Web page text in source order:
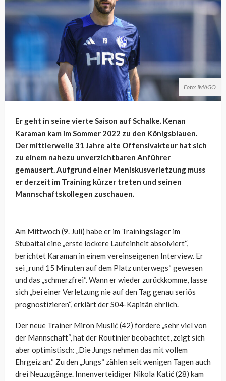
Foto: IMAGO
Er geht in seine vierte Saison auf Schalke. Kenan
Karaman kam im Sommer 2022 zu den Königsblauen.
Der mittlerweile 31 Jahre alte Offensivakteur hat sich
zu einem nahezu unverzichtbaren Anführer
gemausert. Aufgrund einer Meniskusverletzung muss
er derzeit im Training kürzer treten und seinen
Mannschaftskollegen zuschauen.
Am Mittwoch (9. Juli) habe er im Trainingslager im
Stubaital eine „erste lockere Laufeinheit absolviert“,
berichtet Karaman in einem vereinseigenen Interview. Er
sei „rund 15 Minuten auf dem Platz unterwegs“ gewesen
und das „schmerzfrei“. Wann er wieder zurückkomme, lasse
sich „bei einer Verletzung nie auf den Tag genau seriös
prognostizieren“, erklärt der S04-Kapitän ehrlich.
Der neue Trainer Miron Muslić (42) fordere „sehr viel von
der Mannschaft“, hat der Routinier beobachtet, zeigt sich
aber optimistisch: „Die Jungs nehmen das mit vollem
Ehrgeiz an.“ Zu den „Jungs“ zählen seit wenigen Tagen auch
drei Neuzugänge. Innenverteidiger Nikola Katić (28) kam